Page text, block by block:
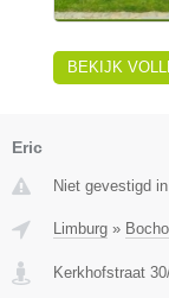
BEKIJK
Eric
Niet gevestigd
Limburg »
Kerkhofstraat